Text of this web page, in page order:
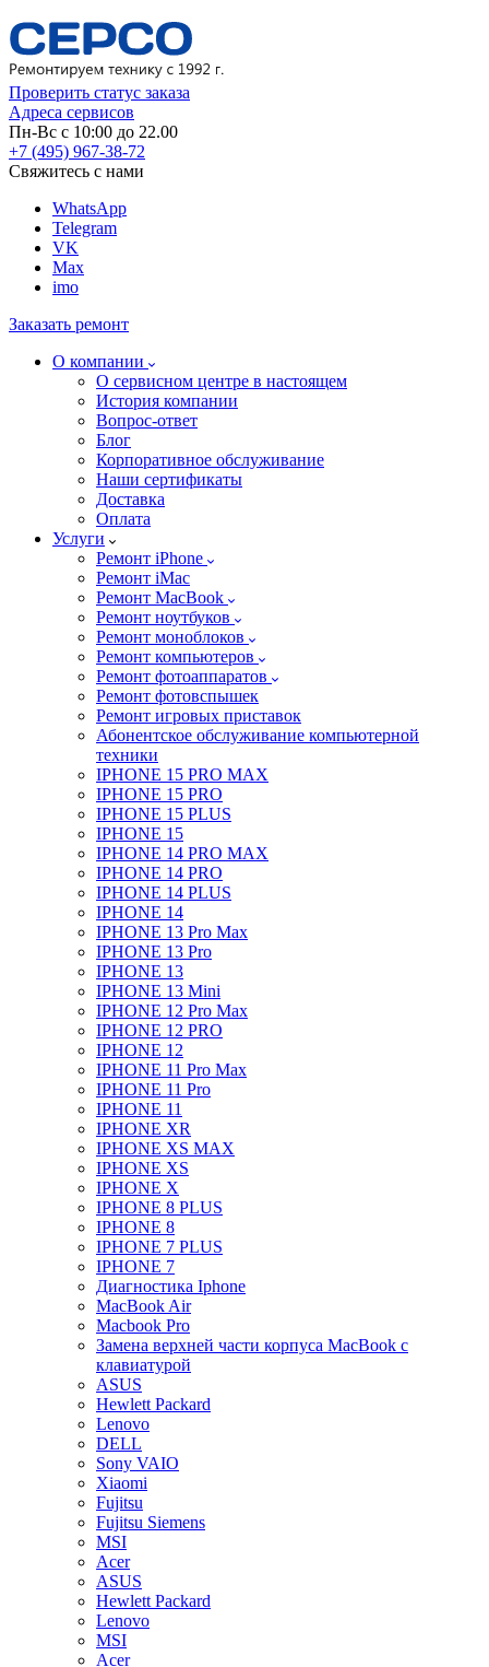
Проверить статус заказа
Адреса сервисов
Пн-Вс с 10:00 до 22.00
+7 (495) 967-38-72
Свяжитесь с нами
WhatsApp
Telegram
VK
Max
imo
Заказать ремонт
О компании
О сервисном центре в настоящем
История компании
Вопрос-ответ
Блог
Корпоративное обслуживание
Наши сертификаты
Доставка
Оплата
Услуги
Ремонт iPhone
Ремонт iMac
Ремонт MacBook
Ремонт ноутбуков
Ремонт моноблоков
Ремонт компьютеров
Ремонт фотоаппаратов
Ремонт фотовспышек
Ремонт игровых приставок
Абонентское обслуживание компьютерной
техники
IPHONE 15 PRO MAX
IPHONE 15 PRO
IPHONE 15 PLUS
IPHONE 15
IPHONE 14 PRO MAX
IPHONE 14 PRO
IPHONE 14 PLUS
IPHONE 14
IPHONE 13 Pro Max
IPHONE 13 Pro
IPHONE 13
IPHONE 13 Mini
IPHONE 12 Pro Max
IPHONE 12 PRO
IPHONE 12
IPHONE 11 Pro Max
IPHONE 11 Pro
IPHONE 11
IPHONE XR
IPHONE XS MAX
IPHONE XS
IPHONE X
IPHONE 8 PLUS
IPHONE 8
IPHONE 7 PLUS
IPHONE 7
Диагностика Iphone
MacBook Air
Macbook Pro
Замена верхней части корпуса MacBook с
клавиатурой
ASUS
Hewlett Packard
Lenovo
DELL
Sony VAIO
Xiaomi
Fujitsu
Fujitsu Siemens
MSI
Acer
ASUS
Hewlett Packard
Lenovo
MSI
Acer